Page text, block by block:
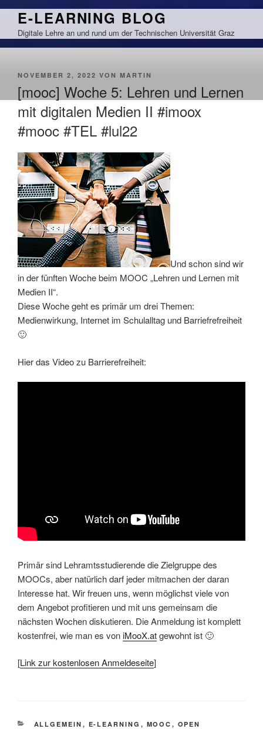
Zum
springen
E-LEARNING BLOG
Digitale Lehre an und rund um der Technischen Universität Graz
VERÖFFENTLICHT
NOVEMBER 2, 2022 VON MARTIN
[mooc] Woche 5: Lehren und Lernen
mit digitalen Medien II #imoox
#mooc #TEL #lul22
Und schon sind wir
in der fünften Woche beim MOOC „Lehren und Lernen mit
Medien II“.
Diese Woche geht es primär um drei Themen:
Medienwirkung, Internet im Schulalltag und Barriefrefreiheit
🙂
Hier das Video zu Barrierefreiheit:
Primär sind Lehramtsstudierende die Zielgruppe des
MOOCs, aber natürlich darf jeder mitmachen der daran
Interesse hat. Wir freuen uns, wenn möglichst viele von
dem Angebot profitieren und mit uns gemeinsam die
nächsten Wochen diskutieren. Die Anmeldung ist komplett
kostenfrei, wie man es voniMooX.atgewohnt ist 🙂
[Link zur kostenlosen Anmeldeseite]
KATEGORIEN
ALLGEMEIN , E-LEARNING , MOOC , OPEN